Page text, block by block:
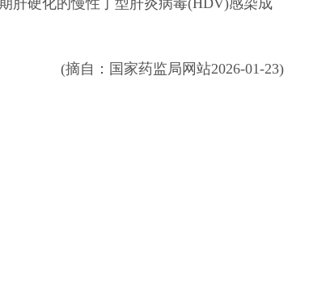
肝硬化的慢性丁型肝炎病毒(HDV)感染成
(摘自：国家药监局网站2026-01-23)